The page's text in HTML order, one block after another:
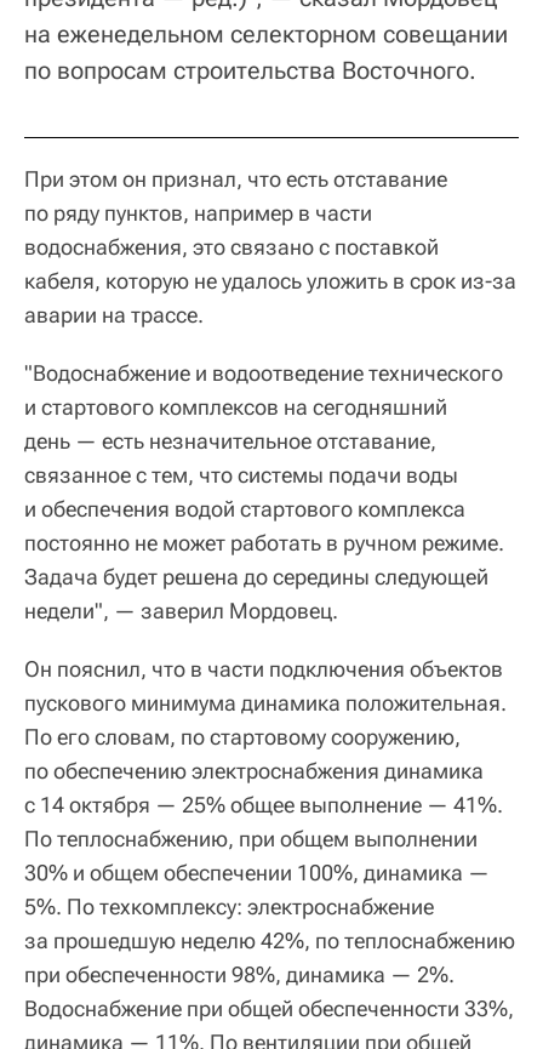
на еженедельном селекторном совещании
по вопросам строительства Восточного.
При этом он признал, что есть отставание
по ряду пунктов, например в части
водоснабжения, это связано с поставкой
кабеля, которую не удалось уложить в срок из-за
аварии на трассе.
"Водоснабжение и водоотведение технического
и стартового комплексов на сегодняшний
день — есть незначительное отставание,
связанное с тем, что системы подачи воды
и обеспечения водой стартового комплекса
постоянно не может работать в ручном режиме.
Задача будет решена до середины следующей
недели", — заверил Мордовец.
Он пояснил, что в части подключения объектов
пускового минимума динамика положительная.
По его словам, по стартовому сооружению,
по обеспечению электроснабжения динамика
с 14 октября — 25% общее выполнение — 41%.
По теплоснабжению, при общем выполнении
30% и общем обеспечении 100%, динамика —
5%. По техкомплексу: электроснабжение
за прошедшую неделю 42%, по теплоснабжению
при обеспеченности 98%, динамика — 2%.
Водоснабжение при общей обеспеченности 33%,
динамика — 11%. По вентиляции при общей